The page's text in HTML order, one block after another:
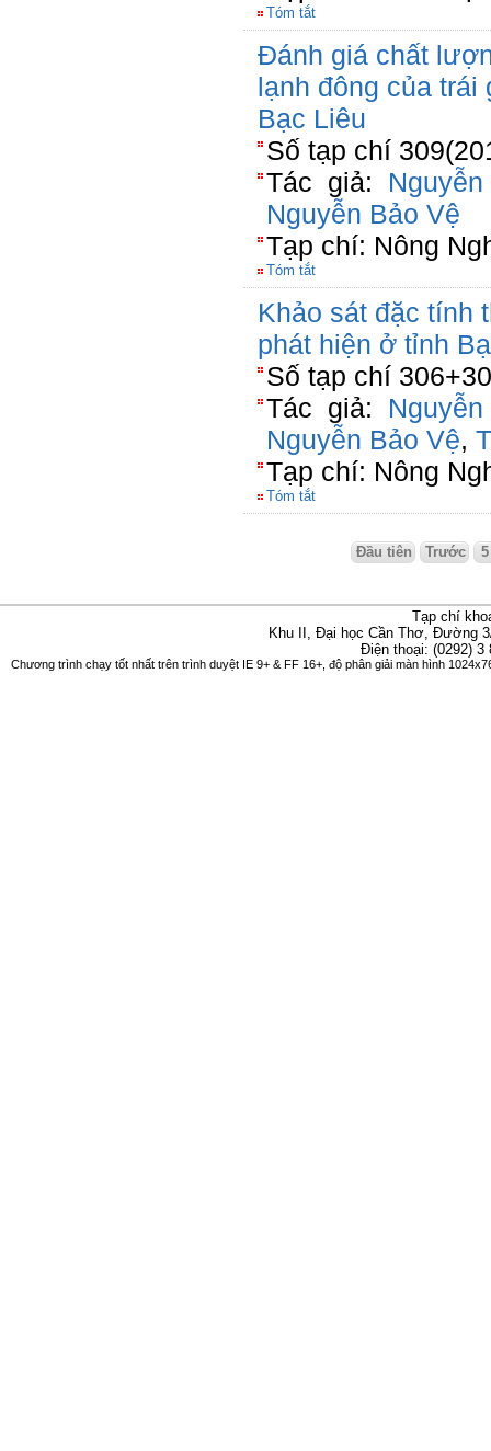
Tóm tắt
Đánh giá chất
lạnh đông của trái
Bạc Liêu
Số tạp chí
Tác giả:
Nguyễn Bảo Vệ
Tạp chí: Nông
Tóm tắt
Khảo sát đặc tính
phát hiện ở tỉnh
Số tạp chí
Tác giả:
Nguyễn Bảo Vệ,
Tạp chí: Nông
Tóm tắt
Đầu tiên Trước 5
Tạp chí
Khu II, Đại học Cần Thơ, Đường
Điện thoại: (0292)
Chương trình chạy tốt nhất trên trình duyệt IE 9+ & FF 16+, độ phân giải màn hình